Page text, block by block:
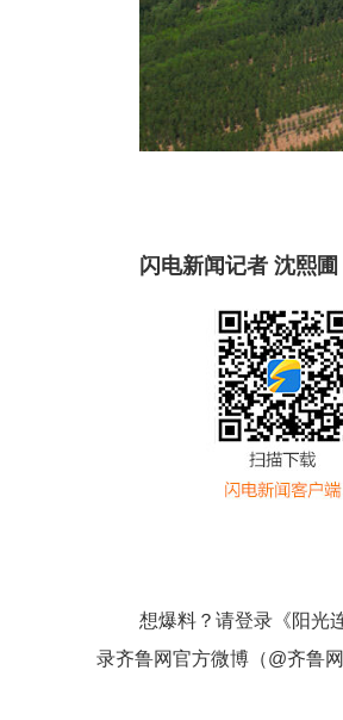
闪电新闻记者 沈熙
想爆料？请登录《阳光
录齐鲁网官方微博（@齐鲁网